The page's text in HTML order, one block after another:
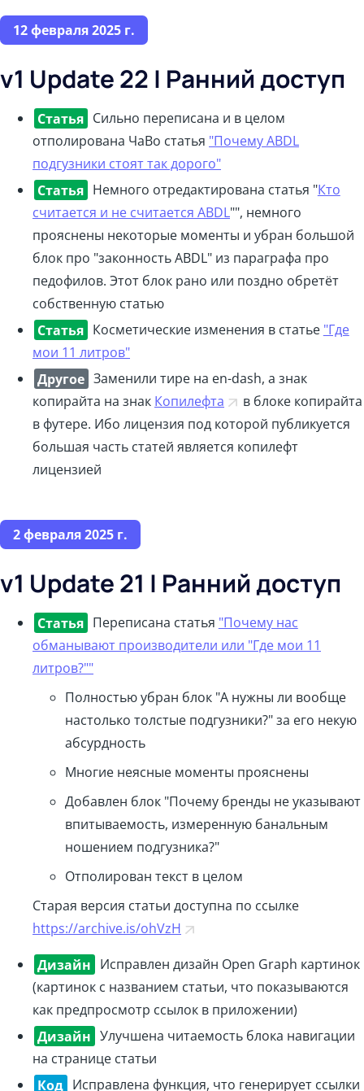
12 февраля 2025 г.
v1 Update 22 | Ранний доступ
Статья Сильно переписана и в целом
отполирована ЧаВо статья "Почему ABDL
подгузники стоят так дорого"
Статья Немного отредактирована статья "Кто
считается и не считается ABDL"", немного
прояснены некоторые моменты и убран большой
блок про "законность ABDL" из параграфа про
педофилов. Этот блок рано или поздно обретёт
собственную статью
Статья Косметические изменения в статье "Где
мои 11 литров"
Другое Заменили тире на en-dash, а знак
копирайта на знак Копилефта
в блоке копирайта
в футере. Ибо лицензия под которой публикуется
большая часть статей является копилефт
лицензией
2 февраля 2025 г.
v1 Update 21 | Ранний доступ
Статья Переписана статья "Почему нас
обманывают производители или "Где мои 11
литров?""
Полностью убран блок "А нужны ли вообще
настолько толстые подгузники?" за его некую
абсурдность
Многие неясные моменты прояснены
Добавлен блок "Почему бренды не указывают
впитываемость, измеренную банальным
ношением подгузника?"
Отполирован текст в целом
Старая версия статьи доступна по ссылке
https://archive.is/ohVzH
Дизайн Исправлен дизайн Open Graph картинок
(картинок с названием статьи, что показываются
как предпросмотр ссылок в приложении)
Дизайн Улучшена читаемость блока навигации
на странице статьи
Код Исправлена функция, что генерирует ссылки